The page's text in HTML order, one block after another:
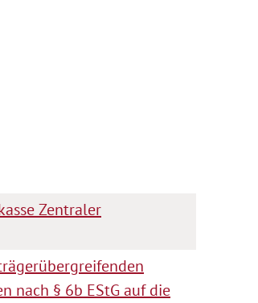
Zentraler
nach § 6b EStG auf die